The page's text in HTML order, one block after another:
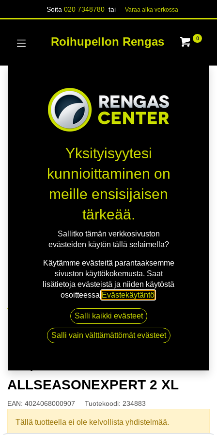
Soita020 7348780 tai Varaa aika verk​​​​ossa
Roihupellon Rengas 0
165/70R14 81T UNIROYAL ALLSEASONEXPERT 2
ALLSEASONEXPERT 2 XL
EAN: 4024068000907 Tuotekoodi: 234883
Tällä tuotteella ei ole kelvollista yhdistelmää.
Yksityisyytesi
kunnioittaminen on
meille ensisijaisen
tärkeää.
Sallitko tämän verkkosivuston
evästeiden käytön tällä selaimella?
Käytämme evästeitä parantaaksemme
sivuston käyttökokemusta. Saat
lisätietoja evästeistä ja niiden käytöstä
osoitteessa Evästekäytäntö
Salli kaikki evästeet
Salli vain välttämättömät evästeet